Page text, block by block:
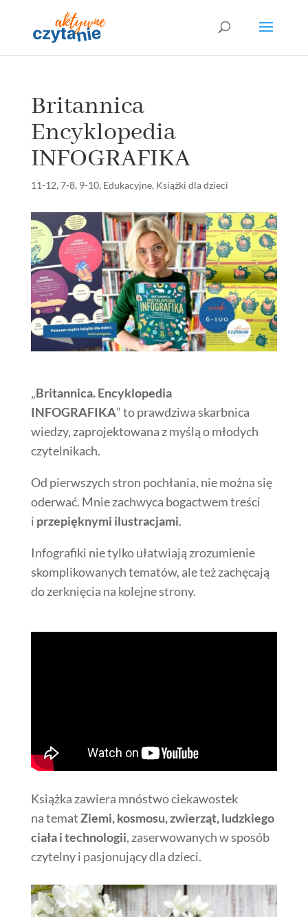
Britannica
Encyklopedia
INFOGRAFIKA
11-12, 7-8, 9-10, Edukacyjne, Książki dla dzieci
„Britannica. Encyklopedia
INFOGRAFIKA” to prawdziwa skarbnica
wiedzy, zaprojektowana z myślą o młodych
czytelnikach.
Od pierwszych stron pochłania, nie można się
oderwać. Mnie zachwyca bogactwem treści
i przepięknymi ilustracjami.
Infografiki nie tylko ułatwiają zrozumienie
skomplikowanych tematów, ale też zachęcają
do zerknięcia na kolejne strony.
Książka zawiera mnóstwo ciekawostek
na tematZiemi, kosmosu, zwierząt, ludzkiego
ciała i technologii, zaserwowanych w sposób
czytelny i pasjonujący dla dzieci.